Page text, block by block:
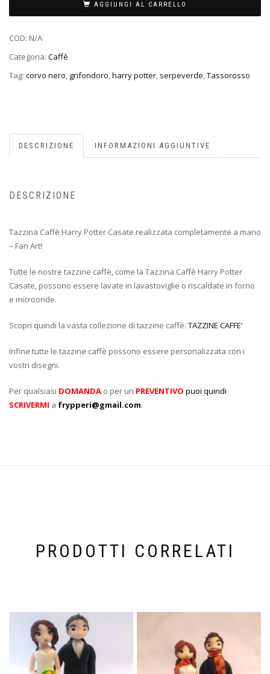
AGGIUNGI AL CARRELLO
COD: N/A
Categoria: Caffè
Tag: corvo nero, grifondoro,harry potter, serpeverde,Tassorosso
DESCRIZIONE INFORMAZIONI AGGIUNTIVE
DESCRIZIONE
Tazzina Caffè Harry Potter Casate realizzata completamente a mano
– Fan Art!
Tutte le nostre tazzine caffè, come la Tazzina Caffè Harry Potter
Casate, possono essere lavate in lavastoviglie o riscaldate in forno
e microonde.
Scopri quindi la vasta collezione di tazzine caffè: TAZZINE CAFFE’
Infine tutte le tazzine caffè possono essere personalizzata con i
vostri disegni.
Per qualsiasi DOMANDA o per un PREVENTIVO puoi quindi
SCRIVERMI a frypperi@gmail.com.
PRODOTTI CORRELATI